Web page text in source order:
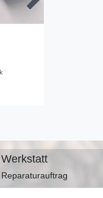
Werkstatt
Reparaturauftrag